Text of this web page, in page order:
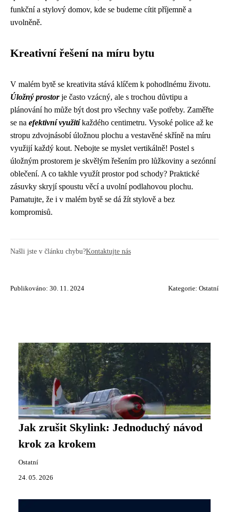
funkční a stylový domov, kde se budeme cítit příjemně a
uvolněně.
Kreativní řešení na míru bytu
V malém bytě se kreativita stává klíčem k pohodlnému životu.
Úložný prostorje často vzácný, ale s trochou důvtipu a
plánování ho může být dost pro všechny vaše potřeby. Zaměřte
se na efektivní využitíkaždého centimetru. Vysoké police až ke
stropu zdvojnásobí úložnou plochu a vestavěné skříně na míru
využijí každý kout. Nebojte se myslet vertikálně! Postel s
úložným prostorem je skvělým řešením pro lůžkoviny a sezónní
oblečení. A co takhle využít prostor pod schody? Praktické
zásuvky skryjí spoustu věcí a uvolní podlahovou plochu.
Pamatujte, že i v malém bytě se dá žít stylově a bez
kompromisů.
Našli jste v článku chybu?Kontaktujte nás
Publikováno: 30. 11. 2024 Kategorie: Ostatní
Jak zrušit Skylink: Jednoduchý návod
krok za krokem
Ostatní
24. 05. 2026